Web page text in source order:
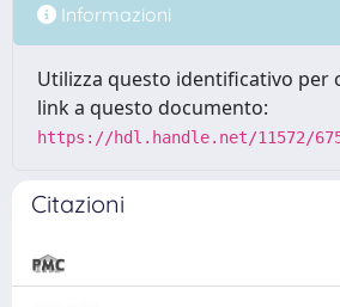
Informazioni
Utilizza questo identificativo per
link a questo documento:
https://hdl.handle.net/11572/
Citazioni